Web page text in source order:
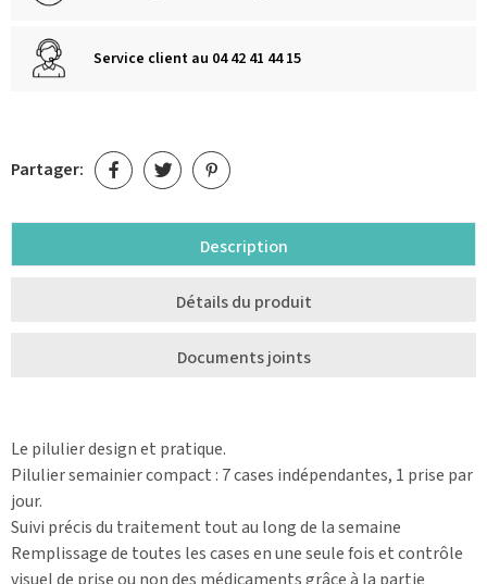
Service client au 04 42 41 44 15
Partager:
Description
Détails du produit
Documents joints
Le pilulier design et pratique.
Pilulier semainier compact : 7 cases indépendantes, 1 prise par
jour.
Suivi précis du traitement tout au long de la semaine
Remplissage de toutes les cases en une seule fois et contrôle
visuel de prise ou non des médicaments grâce à la partie